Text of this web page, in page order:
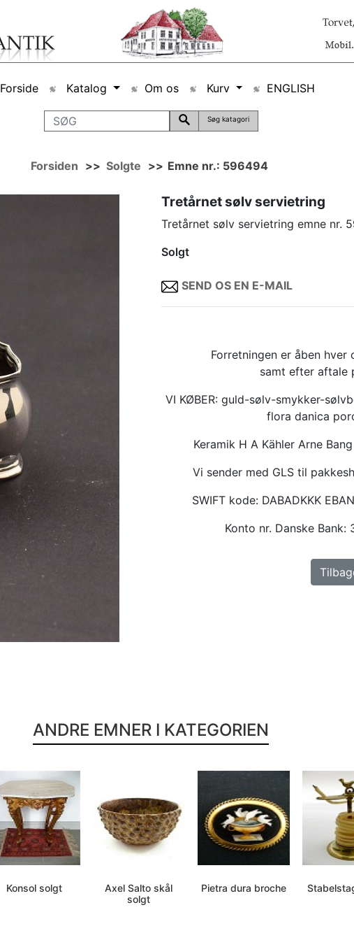
Forside Katalog Om os Kurv ENGLISH
Søg katagori
Forsiden >> Solgte >> Emne nr.: 596494
Tretårnet sølv servietring
Tretårnet sølv servietring emne nr.
Solgt
SEND OS EN E-MAIL
Forretningen er åben hver
samt efter aftale
VI KØBER: guld-sølv-smykker-
flora danica
Keramik H A Kähler Arne
Vi sender med GLS til
SWIFT kode: DABADKKK
Konto nr. Danske
ANDRE EMNER I KATEGORIEN
Konsol solgt
Axel Salto skål
solgt
Pietra dura broche